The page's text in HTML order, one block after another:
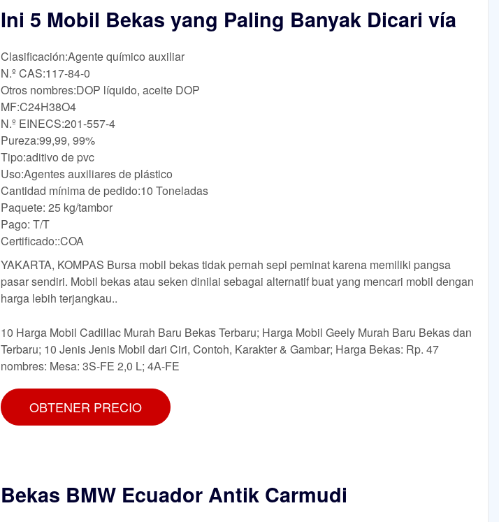
Ini 5 Mobil Bekas yang Paling Banyak Dicari vía
Clasificación:Agente químico auxiliar
N.º CAS:117-84-0
Otros nombres:DOP líquido, aceite DOP
MF:C24H38O4
N.º EINECS:201-557-4
Pureza:99,99, 99%
Tipo:aditivo de pvc
Uso:Agentes auxiliares de plástico
Cantidad mínima de pedido:10 Toneladas
Paquete: 25 kg/tambor
Pago: T/T
Certificado::COA
YAKARTA, KOMPAS Bursa mobil bekas tidak pernah sepi peminat karena memiliki pangsa
pasar sendiri. Mobil bekas atau seken dinilai sebagai alternatif buat yang mencari mobil dengan
harga lebih terjangkau..
10 Harga Mobil Cadillac Murah Baru Bekas Terbaru; Harga Mobil Geely Murah Baru Bekas dan
Terbaru; 10 Jenis Jenis Mobil dari Ciri, Contoh, Karakter & Gambar; Harga Bekas: Rp. 47
nombres: Mesa: 3S-FE 2,0 L; 4A-FE
OBTENER PRECIO
Bekas BMW Ecuador Antik Carmudi